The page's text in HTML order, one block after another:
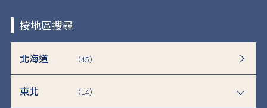
按地區搜尋
北海道 （45）
東北 （14）